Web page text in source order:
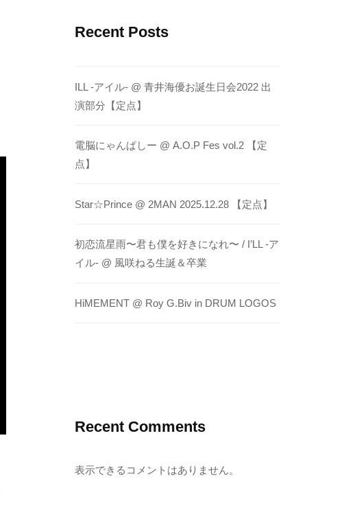
Recent Posts
ILL -アイル- @ 青井海優お誕生日会2022 出
演部分【定点】
電脳にゃんぱしー @ A.O.P Fes vol.2 【定
点】
Star☆Prince @ 2MAN 2025.12.28 【定点】
初恋流星雨〜君も僕を好きになれ〜 / I’LL -ア
イル- @ 風咲ねる生誕＆卒業
HiMEMENT @ Roy G.Biv in DRUM LOGOS
Recent Comments
表示できるコメントはありません。